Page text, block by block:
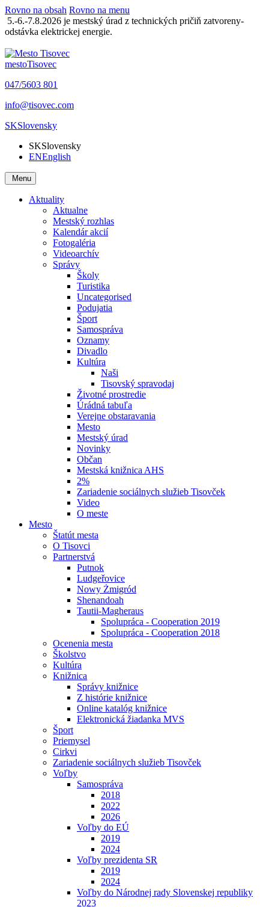
Rovno na obsah Rovno na menu
5.-6.-7.8.2026 je mestský úrad z technických pričiň zatvoreny-
odstávka elektrickej energie.
mestoTisovec
047/5603 801
info@tisovec.com
SKSlovensky
SKSlovensky
ENEnglish
Menu
Aktuality
Aktualne
Mestský rozhlas
Kalendár akcií
Fotogaléria
Videoarchív
Správy
Školy
Turistika
Uncategorised
Podujatia
Šport
Samospráva
Oznamy
Divadlo
Kultúra
Naši
Tisovský spravodaj
Životné prostredie
Úrádná tabuľa
Verejne obstaravania
Mesto
Mestský úrad
Novinky
Občan
Mestská knižnica AHS
2%
Zariadenie sociálnych služieb Tisovček
Video
O meste
Mesto
Štatút mesta
O Tisovci
Partnerstvá
Putnok
Ludgeřovice
Nowy Żmigród
Shenandoah
Tautii-Magheraus
Spolupráca - Cooperation 2019
Spolupráca - Cooperation 2018
Ocenenia mesta
Školstvo
Kultúra
Knižnica
Správy knižnice
Z histórie knižnice
Online katalóg knižnice
Elektronická žiadanka MVS
Šport
Priemysel
Cirkvi
Zariadenie sociálnych služieb Tisovček
Voľby
Samospráva
2018
2022
2026
Voľby do EÚ
2019
2024
Voľby prezidenta SR
2019
2024
Voľby do Národnej rady Slovenskej republiky
2023